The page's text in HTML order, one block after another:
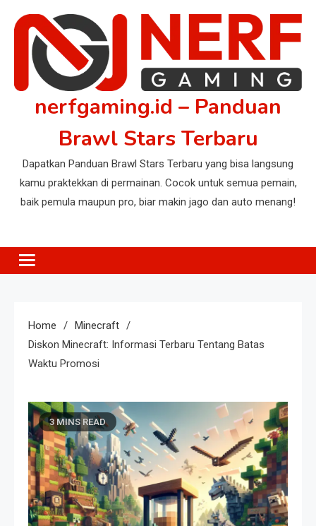
content
nerfgaming.id – Panduan
Brawl Stars Terbaru
Dapatkan Panduan Brawl Stars Terbaru yang bisa langsung
kamu praktekkan di permainan. Cocok untuk semua pemain,
baik pemula maupun pro, biar makin jago dan auto menang!
Home
Minecraft
Diskon Minecraft: Informasi Terbaru Tentang Batas
Waktu Promosi
3 MINS READ